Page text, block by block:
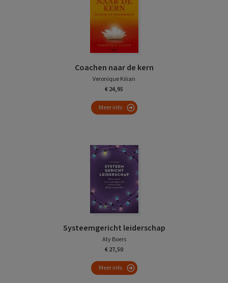
Coachen naar de kern
Veronique Kilian
€ 24,95
Meer info
Systeemgericht leiderschap
Aty Boers
€ 27,50
Meer info